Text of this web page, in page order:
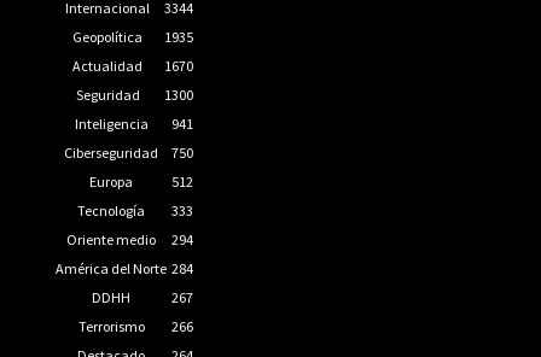
Internacional
3344
Geopolítica
1935
Actualidad
1670
Seguridad
1300
Inteligencia
941
Ciberseguridad
750
Europa
512
Tecnología
333
Oriente medio
294
América del Norte 284
DDHH
267
Terrorismo
266